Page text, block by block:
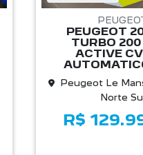
PEUGEOT
TURBO 200
ACTIVE
Peugeot Le
Norte
R$